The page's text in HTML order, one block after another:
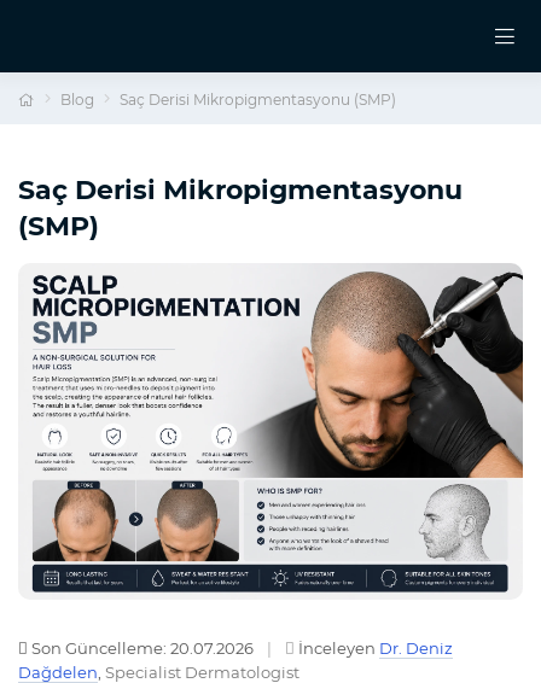
Blog Saç Derisi Mikropigmentasyonu (SMP)
Saç Derisi Mikropigmentasyonu
(SMP)
Son Güncelleme: 20.07.2026 | İnceleyen Dr. Deniz
Dağdelen Specialist Dermatologist